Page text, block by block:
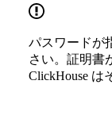
パスワードが
さい。証明書
ClickHouse は